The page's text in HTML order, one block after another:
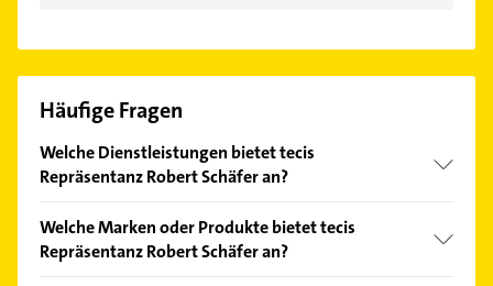
Häufige Fragen
Welche Dienstleistungen bietet tecis
Repräsentanz Robert Schäfer an?
Finanzberatung, Finanzplanung,
Versicherungsberatung, Investmentberatung und
Welche Marken oder Produkte bietet tecis
Repräsentanz Robert Schäfer an?